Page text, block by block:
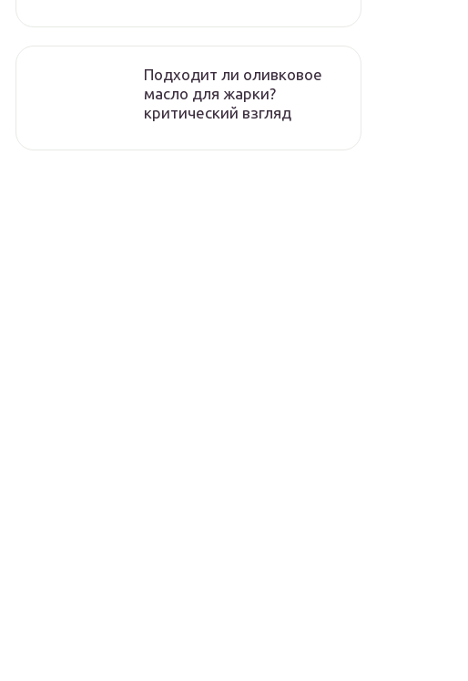
Подходит ли оливковое
масло для жарки?
критический взгляд